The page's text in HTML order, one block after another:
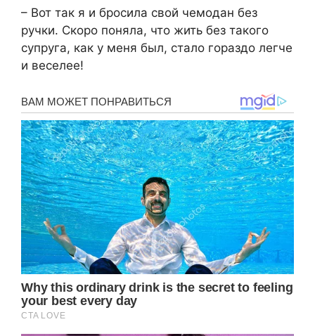
– Вот так я и бросила свой чемодан без
ручки. Скоро поняла, что жить без такого
супруга, как у меня был, стало гораздо легче
и веселее!